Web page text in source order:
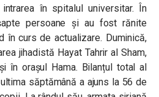
în spitalul universitar. În
persoane și au fost rănite
în curs de actualizare. Duminică,
jihadistă Hayat Tahrir al Sham,
în orașul Hama. Bilanțul total al
săptămână a ajuns la 56 de